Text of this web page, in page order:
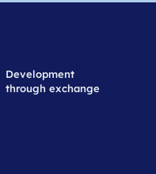
Development
through exchange